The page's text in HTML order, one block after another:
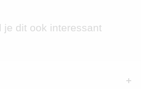
je dit ook interessant